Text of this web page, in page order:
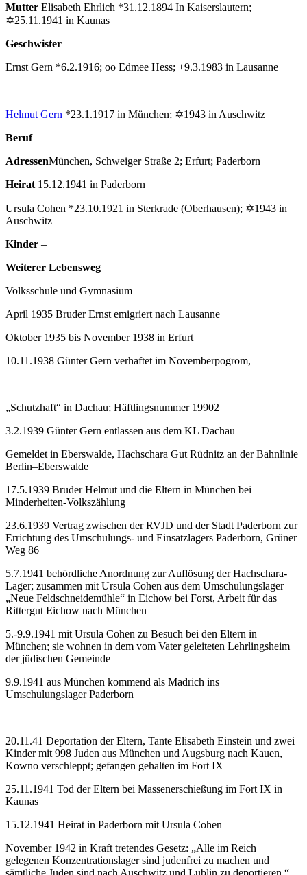
Mutter Elisabeth Ehrlich *31.12.1894 In Kaiserslautern;
✡25.11.1941 in Kaunas
Geschwister
Ernst Gern *6.2.1916; oo Edmee Hess; +9.3.1983 in Lausanne
Helmut Gern *23.1.1917 in München; ✡1943 in Auschwitz
Beruf–
AdressenMünchen, Schweiger Straße 2; Erfurt; Paderborn
Heirat 15.12.1941 in Paderborn
Ursula Cohen *23.10.1921 in Sterkrade (Oberhausen); ✡1943 in
Auschwitz
Kinder –
Weiterer Lebensweg
Volksschule und Gymnasium
April 1935 Bruder Ernst emigriert nach Lausanne
Oktober 1935 bis November 1938 in Erfurt
10.11.1938 Günter Gern verhaftet im Novemberpogrom,
„Schutzhaft“ in Dachau; Häftlingsnummer 19902
3.2.1939 Günter Gern entlassen aus dem KL Dachau
Gemeldet in Eberswalde, Hachschara Gut Rüdnitz an der Bahnlinie
Berlin–Eberswalde
17.5.1939 Bruder Helmut und die Eltern in München bei
Minderheiten-Volkszählung
23.6.1939 Vertrag zwischen der RVJD und der Stadt Paderborn zur
Errichtung des Umschulungs- und Einsatzlagers Paderborn, Grüner
Weg 86
5.7.1941 behördliche Anordnung zur Auflösung der Hachschara-
Lager; zusammen mit Ursula Cohen aus dem Umschulungslager
„Neue Feldschneidemühle“ in Eichow bei Forst, Arbeit für das
Rittergut Eichow nach München
5.-9.9.1941 mit Ursula Cohen zu Besuch bei den Eltern in
München; sie wohnen in dem vom Vater geleiteten Lehrlingsheim
der jüdischen Gemeinde
9.9.1941 aus München kommend als Madrich ins
Umschulungslager Paderborn
20.11.41 Deportation der Eltern, Tante Elisabeth Einstein und zwei
Kinder mit 998 Juden aus München und Augsburg nach Kauen,
Kowno verschleppt; gefangen gehalten im Fort IX
25.11.1941 Tod der Eltern bei Massenerschießung im Fort IX in
Kaunas
15.12.1941 Heirat in Paderborn mit Ursula Cohen
November 1942 in Kraft tretendes Gesetz: „Alle im Reich
gelegenen Konzentrationslager sind judenfrei zu machen und
sämtliche Juden sind nach Auschwitz und Lublin zu deportieren.“